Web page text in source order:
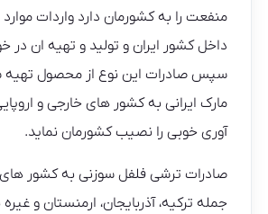
منفعت را به کشورمان دارد واردات
داخل کشور ایران و تولید و تهیه ان در
سپس صادرات این نوع از محصول تهیه
مارک ایرانی به کشور های خارجی و
آوری خوبی را نصیب کشورمان نماید.
صادرات ترشی فلفل سوزنی به کشور
جمله ترکیه، آذربایجان، ارمنستان و